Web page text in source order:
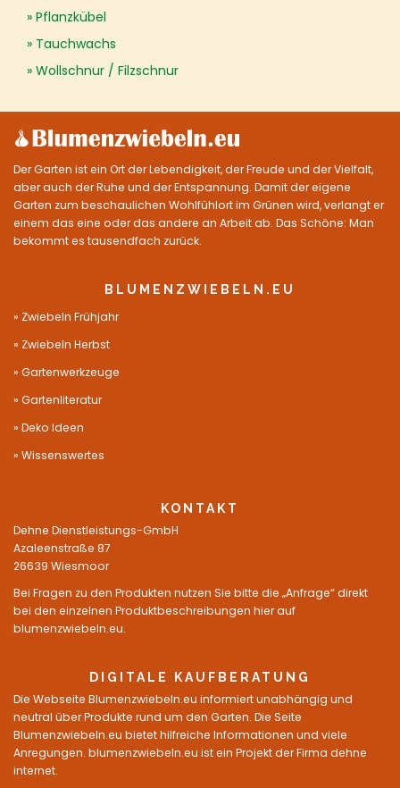
Pflanzkübel
Tauchwachs
Wollschnur / Filzschnur
Der Garten ist ein Ort der Lebendigkeit, der Freude und der Vielfalt,
aber auch der Ruhe und der Entspannung. Damit der eigene
Garten zum beschaulichen Wohlfühlort im Grünen wird, verlangt er
einem das eine oder das andere an Arbeit ab. Das Schöne: Man
bekommt es tausendfach zurück.
BLUMENZWIEBELN.EU
Zwiebeln Frühjahr
Zwiebeln Herbst
Gartenwerkzeuge
Gartenliteratur
Deko Ideen
Wissenswertes
KONTAKT
Dehne Dienstleistungs-GmbH
Azaleenstraße 87
26639 Wiesmoor
Bei Fragen zu den Produkten nutzen Sie bitte die „Anfrage“ direkt
bei den einzelnen Produktbeschreibungen hier auf
blumenzwiebeln.eu.
DIGITALE KAUFBERATUNG
Die Webseite Blumenzwiebeln.eu informiert unabhängig und
neutral über Produkte rund um den Garten. Die Seite
Blumenzwiebeln.eu bietet hilfreiche Informationen und viele
Anregungen. blumenzwiebeln.eu ist ein Projekt der Firma dehne
internet.